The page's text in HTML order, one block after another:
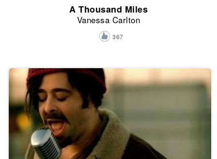
A Thousand Miles
Vanessa Carlton
367